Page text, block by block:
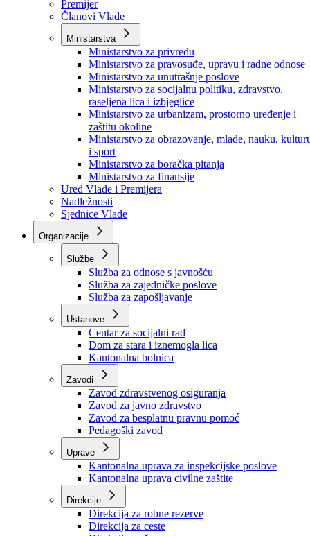
Vlada
Vlada BPK Goražde
Premijer
Članovi Vlade
Ministarstva
Ministarstvo za privredu
Ministarstvo za pravosuđe, upravu i radne odnose
Ministarstvo za unutrašnje poslove
Ministarstvo za socijalnu politiku, zdravstvo,
raseljena lica i izbjeglice
Ministarstvo za urbanizam, prostorno uređenje i
zaštitu okoline
Ministarstvo za obrazovanje, mlade, nauku,
i sport
Ministarstvo za boračka pitanja
Ministarstvo za finansije
Ured Vlade i Premijera
Nadležnosti
Sjednice Vlade
Organizacije
Službe
Služba za odnose s javnošću
Služba za zajedničke poslove
Služba za zapošljavanje
Ustanove
Centar za socijalni rad
Dom za stara i iznemogla lica
Kantonalna bolnica
Zavodi
Zavod zdravstvenog osiguranja
Zavod za javno zdravstvo
Zavod za besplatnu pravnu pomoć
Pedagoški zavod
Kantonalna uprava za inspekcijske poslove
Kantonalna uprava civilne zaštite